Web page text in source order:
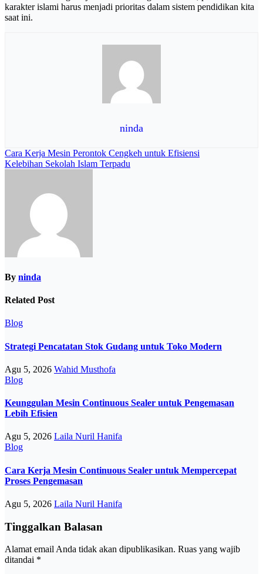
karakter islami harus menjadi prioritas dalam sistem pendidikan kita
saat ini.
ninda
Navigasi
pos
Cara Kerja Mesin Perontok Cengkeh untuk Efisiensi
Kelebihan Sekolah Islam Terpadu
By ninda
Related Post
Blog
Strategi Pencatatan Stok Gudang untuk Toko Modern
Agu 5, 2026 Wahid Musthofa
Blog
Keunggulan Mesin Continuous Sealer untuk Pengemasan
Lebih Efisien
Agu 5, 2026 Laila Nuril Hanifa
Blog
Cara Kerja Mesin Continuous Sealer untuk Mempercepat
Proses Pengemasan
Agu 5, 2026 Laila Nuril Hanifa
Tinggalkan Balasan
Alamat email Anda tidak akan dipublikasikan. Ruas yang wajib
ditandai *